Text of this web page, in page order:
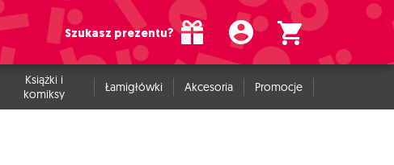
Szukasz prezentu?
Książki i
komiksy
Łamigłówki Akcesoria Promocje